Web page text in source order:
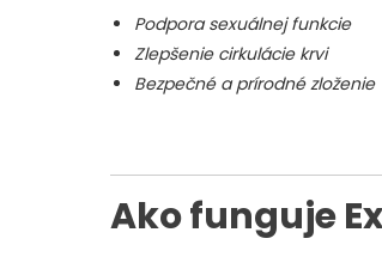
Podpora sexuálnej funkcie
Zlepšenie cirkulácie krvi
Bezpečné a prírodné zloženie
Ako funguje